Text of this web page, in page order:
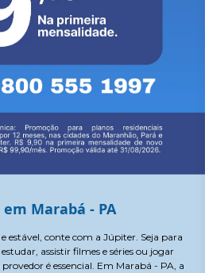
Marabá - PA
estável, conte com a Júpiter. Seja para
assistir filmes e séries ou jogar
é essencial. Em Marabá - PA, a